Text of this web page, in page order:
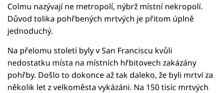
Colmu nazývají ne metropolí, nýbrž místní nekropolí.
Důvod tolika pohřbených mrtvých je přitom úplně
jednoduchý.
Na přelomu století byly v San Franciscu kvůli
nedostatku místa na místních hřbitovech zakázány
pohřby. Došlo to dokonce až tak daleko, že byli mrtví za
několik let z velkoměsta vykázáni. Na 150 tisíc mrtvých